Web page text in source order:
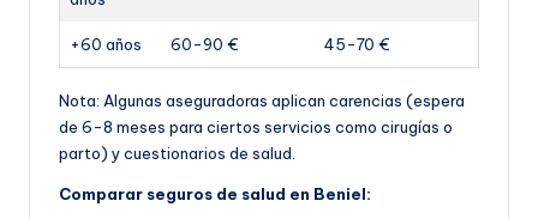
+60 años 60-90 € 45-70 €
Nota: Algunas aseguradoras aplican carencias (espera
de 6-8 meses para ciertos servicios como cirugías o
parto) y cuestionarios de salud.
Comparar seguros de salud en Beniel: